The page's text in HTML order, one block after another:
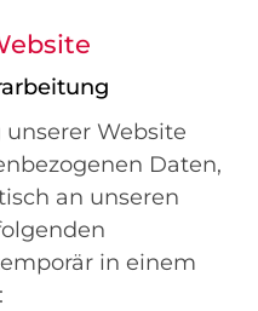
Website
Daten,
an unseren
in einem